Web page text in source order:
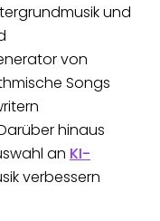
und
von
Songs
hinaus
an KI-
verbessern